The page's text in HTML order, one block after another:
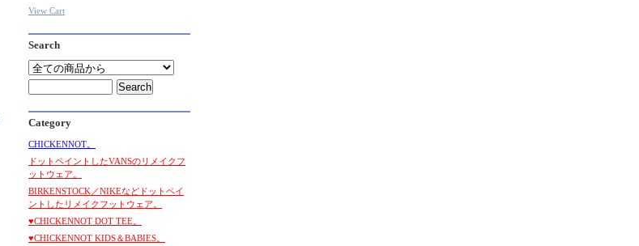
View Cart
Search
Category
CHICKENNOT。
ドットペイントしたVANSのリメイクフ
ットウェア。
BIRKENSTOCK／NIKEなどドットペイ
ントしたリメイクフットウェア。
♥CHICKENNOT DOT TEE。
♥CHICKENNOT KIDS＆BABIES。